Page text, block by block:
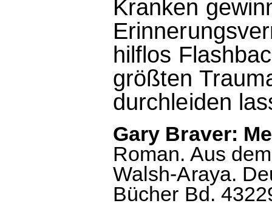
Kranken
hilflos
größten
durchleiden
Gary Braver:
Roman. Aus
Walsh-Araya.
Bücher Bd.